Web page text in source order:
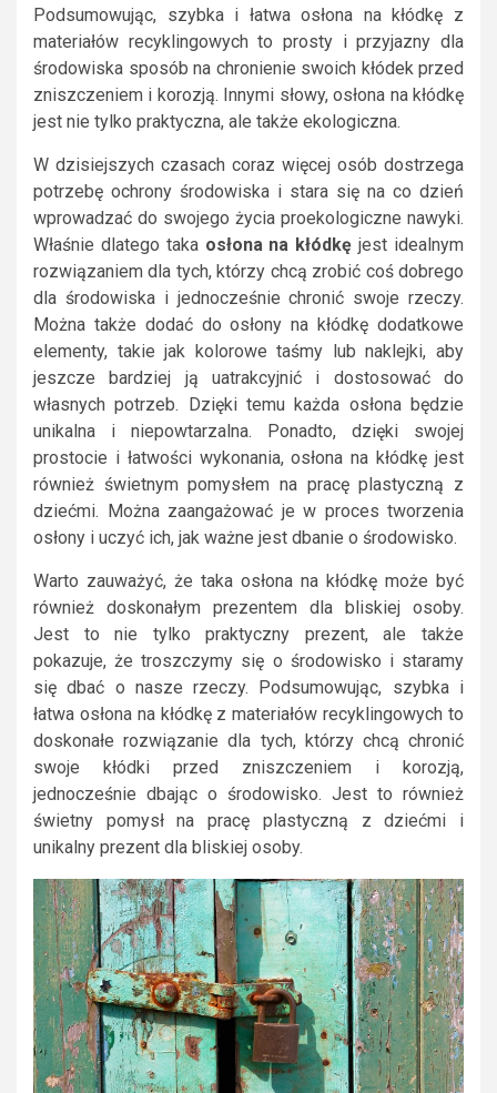
Podsumowując, szybka i łatwa osłona na kłódkę z
materiałów recyklingowych to prosty i przyjazny dla
środowiska sposób na chronienie swoich kłódek przed
zniszczeniem i korozją. Innymi słowy, osłona na kłódkę
jest nie tylko praktyczna, ale także ekologiczna.
W dzisiejszych czasach coraz więcej osób dostrzega
potrzebę ochrony środowiska i stara się na co dzień
wprowadzać do swojego życia proekologiczne nawyki.
Właśnie dlatego taka osłona na kłódkę jest idealnym
rozwiązaniem dla tych, którzy chcą zrobić coś dobrego
dla środowiska i jednocześnie chronić swoje rzeczy.
Można także dodać do osłony na kłódkę dodatkowe
elementy, takie jak kolorowe taśmy lub naklejki, aby
jeszcze bardziej ją uatrakcyjnić i dostosować do
własnych potrzeb. Dzięki temu każda osłona będzie
unikalna i niepowtarzalna. Ponadto, dzięki swojej
prostocie i łatwości wykonania, osłona na kłódkę jest
również świetnym pomysłem na pracę plastyczną z
dziećmi. Można zaangażować je w proces tworzenia
osłony i uczyć ich, jak ważne jest dbanie o środowisko.
Warto zauważyć, że taka osłona na kłódkę może być
również doskonałym prezentem dla bliskiej osoby.
Jest to nie tylko praktyczny prezent, ale także
pokazuje, że troszczymy się o środowisko i staramy
się dbać o nasze rzeczy. Podsumowując, szybka i
łatwa osłona na kłódkę z materiałów recyklingowych to
doskonałe rozwiązanie dla tych, którzy chcą chronić
swoje kłódki przed zniszczeniem i korozją,
jednocześnie dbając o środowisko. Jest to również
świetny pomysł na pracę plastyczną z dziećmi i
unikalny prezent dla bliskiej osoby.